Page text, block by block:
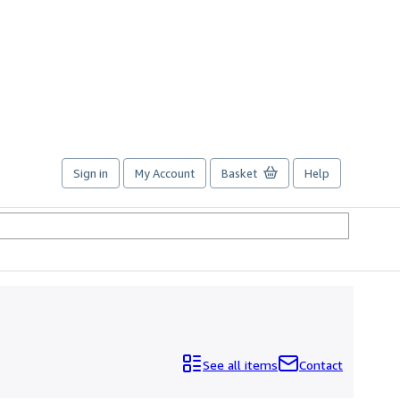
Sign in My Account Basket Help
See all items Contact